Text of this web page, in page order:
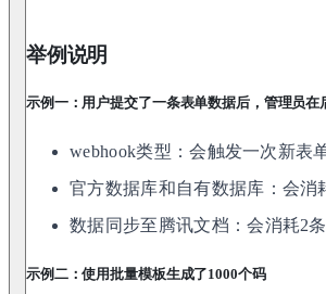
举例说明
示例一：用户提交了一条表单数据后，管理员在
webhook类型：会触发一次新表
官方数据库和自有数据库：会消
数据同步至腾讯文档：会消耗2条
示例二：使用批量模板生成了1000个码